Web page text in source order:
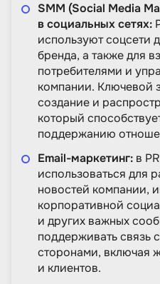
SMM (Social Media
в социальных сетях:
используют соцсети
бренда, а также для
потребителями и
компании. Ключевой
создание и
который
поддержанию
Email-маркетинг: в
использоваться для
новостей компании,
корпоративной
и других важных
поддерживать связь
сторонами, включая
и клиентов.